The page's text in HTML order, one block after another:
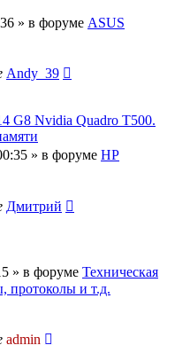
» в форуме ASUS
Andy_39
G8 Nvidia Quadro T500.
» в форуме HP
Дмитрий
» в форуме Техническая
протоколы и т.д.
admin